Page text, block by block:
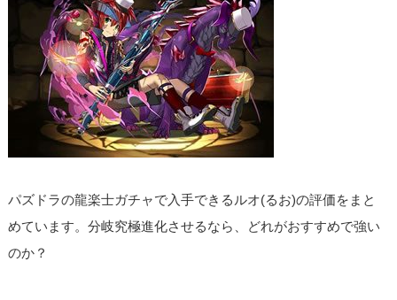
パズドラの龍楽士ガチャで入手できるルオ(るお)の評価をまと
めています。分岐究極進化させるなら、どれがおすすめで強い
のか？